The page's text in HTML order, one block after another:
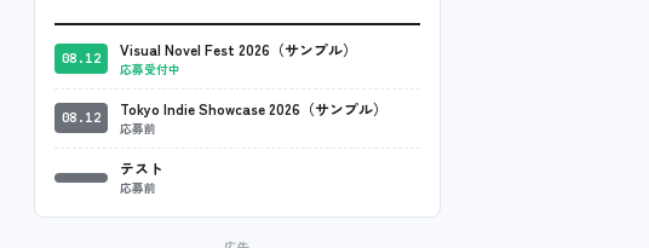
08.12 Visual Novel Fest 2026（サンプル）
応募受付中
08.12 Tokyo Indie Showcase 2026（サンプル）
応募前
テスト
応募前